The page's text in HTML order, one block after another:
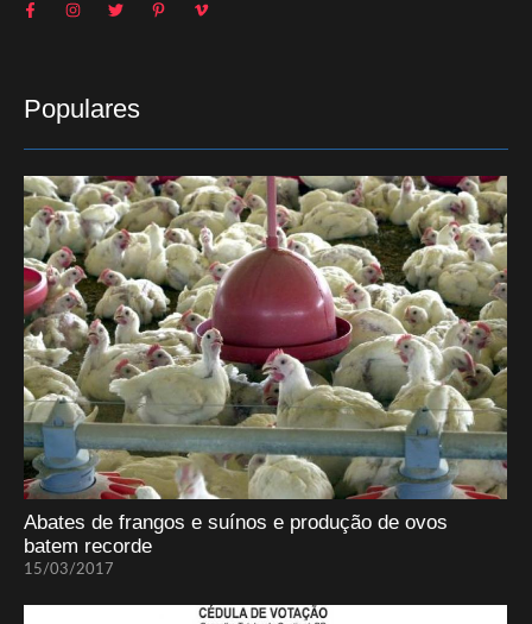
Populares
Abates de frangos e suínos e produção de ovos
batem recorde
15/03/2017